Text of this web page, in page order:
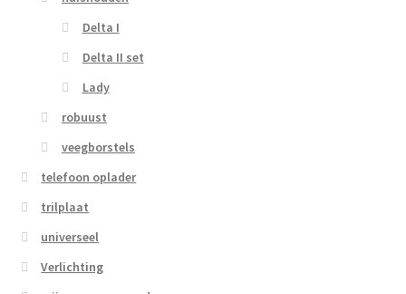
Delta I
Delta II set
Lady
robuust
veegborstels
telefoon oplader
trilplaat
universeel
Verlichting